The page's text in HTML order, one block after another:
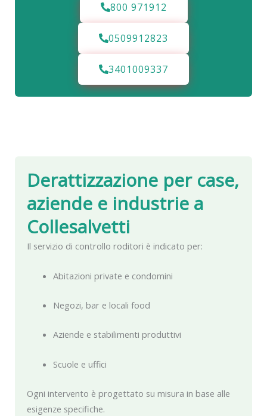
800 971912
0509912823
3401009337
Derattizzazione per case,
aziende e industrie a
Collesalvetti
Il servizio di controllo roditori è indicato per:
Abitazioni private e condomini
Negozi, bar e locali food
Aziende e stabilimenti produttivi
Scuole e uffici
Ogni intervento è progettato su misura in base alle
esigenze specifiche.